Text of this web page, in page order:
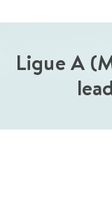
Ligue A